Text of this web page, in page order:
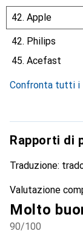
42. Apple
42. Philips
45. Acefast
Confronta tutti i
Rapporti di
Traduzione:
Valutazione
Molto
90/100